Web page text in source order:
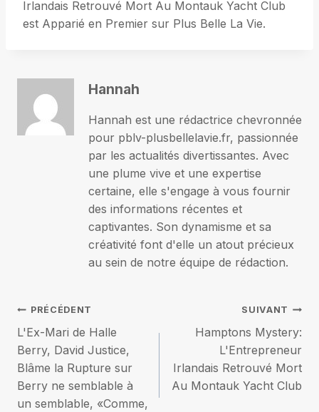
Irlandais Retrouvé Mort Au Montauk Yacht Club
est Apparié en Premier sur Plus Belle La Vie.
Hannah
Hannah est une rédactrice chevronnée
pour pblv-plusbellelavie.fr, passionnée
par les actualités divertissantes. Avec
une plume vive et une expertise
certaine, elle s'engage à vous fournir
des informations récentes et
captivantes. Son dynamisme et sa
créativité font d'elle un atout précieux
au sein de notre équipe de rédaction.
Navigation
de
l’article
PRÉCÉDENT
L'Ex-Mari de Halle
Berry, David Justice,
Blâme la Rupture sur
Berry ne semblable à
un semblable, «Comme,
SUIVANT
Hamptons Mystery:
L'Entrepreneur
Irlandais Retrouvé Mort
Au Montauk Yacht Club